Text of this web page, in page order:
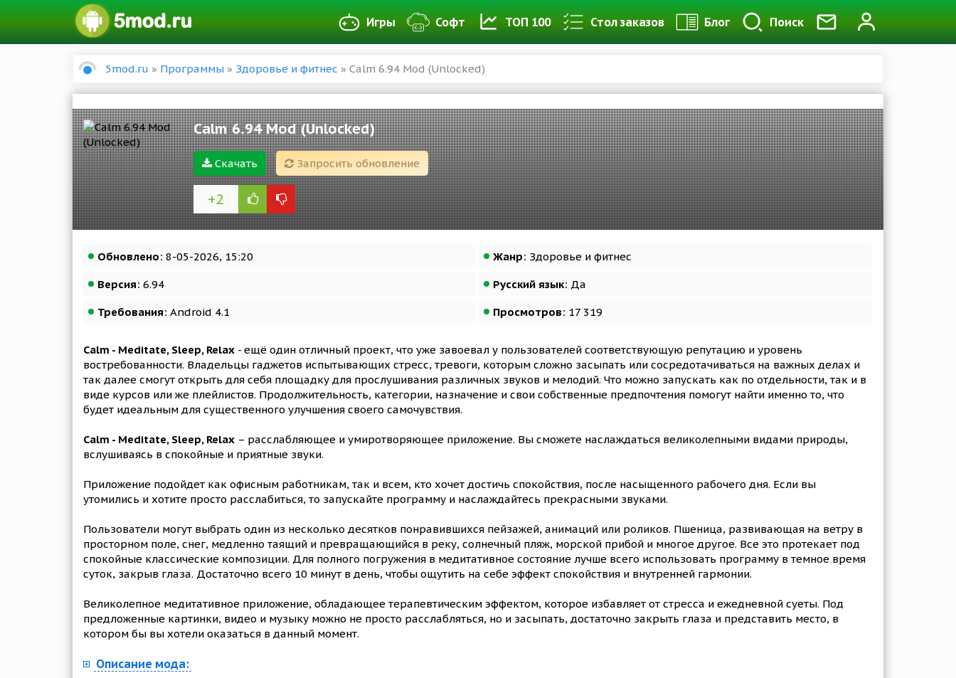
Игры Софт ТОП 100 Стол заказов Блог Поиск
5mod.ru » Программы » Здоровье и фитнес » Calm 6.94 Mod (Unlocked)
Calm 6.94 Mod (Unlocked)
Скачать Запросить обновление
+2
Обновлено: 8-05-2026, 15:20 Жанр: Здоровье и фитнес
Версия: 6.94 Русский язык: Да
Требования: Android 4.1 Просмотров: 17 319
Calm - Meditate, Sleep, Relax - ещё один отличный проект, что уже завоевал у пользователей соответствующую репутацию и уровень
востребованности. Владельцы гаджетов испытывающих стресс, тревоги, которым сложно засыпать или сосредотачиваться на важных делах и
так далее смогут открыть для себя площадку для прослушивания различных звуков и мелодий. Что можно запускать как по отдельности, так и в
виде курсов или же плейлистов. Продолжительность, категории, назначение и свои собственные предпочтения помогут найти именно то, что
будет идеальным для существенного улучшения своего самочувствия.
Calm - Meditate, Sleep, Relax – расслабляющее и умиротворяющее приложение. Вы сможете наслаждаться великолепными видами природы,
вслушиваясь в спокойные и приятные звуки.
Приложение подойдет как офисным работникам, так и всем, кто хочет достичь спокойствия, после насыщенного рабочего дня. Если вы
утомились и хотите просто расслабиться, то запускайте программу и наслаждайтесь прекрасными звуками.
Пользователи могут выбрать один из несколько десятков понравившихся пейзажей, анимаций или роликов. Пшеница, развивающая на ветру в
просторном поле, снег, медленно таящий и превращающийся в реку, солнечный пляж, морской прибой и многое другое. Все это протекает под
спокойные классические композиции. Для полного погружения в медитативное состояние лучше всего использовать программу в темное время
суток, закрыв глаза. Достаточно всего 10 минут в день, чтобы ощутить на себе эффект спокойствия и внутренней гармонии.
Великолепное медитативное приложение, обладающее терапевтическим эффектом, которое избавляет от стресса и ежедневной суеты. Под
предложенные картинки, видео и музыку можно не просто расслабляться, но и засыпать, достаточно закрыть глаза и представить место, в
котором бы вы хотели оказаться в данный момент.
Описание мода: